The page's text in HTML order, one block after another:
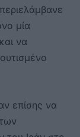
μία
να
επίσης να